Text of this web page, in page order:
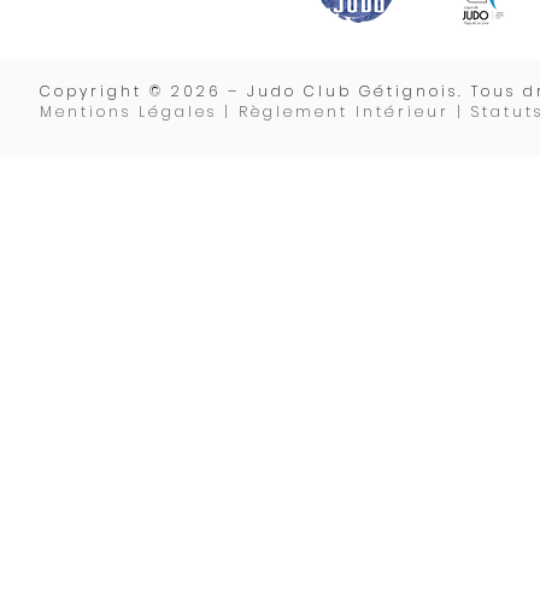
Copyrigh t © 2026 – Judo Club Gétignois. Tous
Mentions Légales | Règlement Intérieur |